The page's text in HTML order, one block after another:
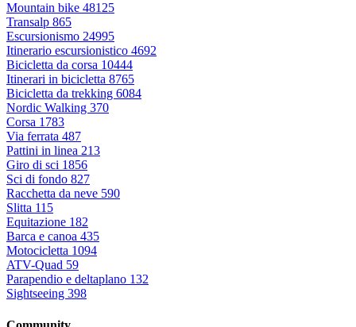
Mountain bike 48125
Transalp 865
Escursionismo 24995
Itinerario escursionistico 4692
Bicicletta da corsa 10444
Itinerari in bicicletta 8765
Bicicletta da trekking 6084
Nordic Walking 370
Corsa 1783
Via ferrata 487
Pattini in linea 213
Giro di sci 1856
Sci di fondo 827
Racchetta da neve 590
Slitta 115
Equitazione 182
Barca e canoa 435
Motocicletta 1094
ATV-Quad 59
Parapendio e deltaplano 132
Sightseeing 398